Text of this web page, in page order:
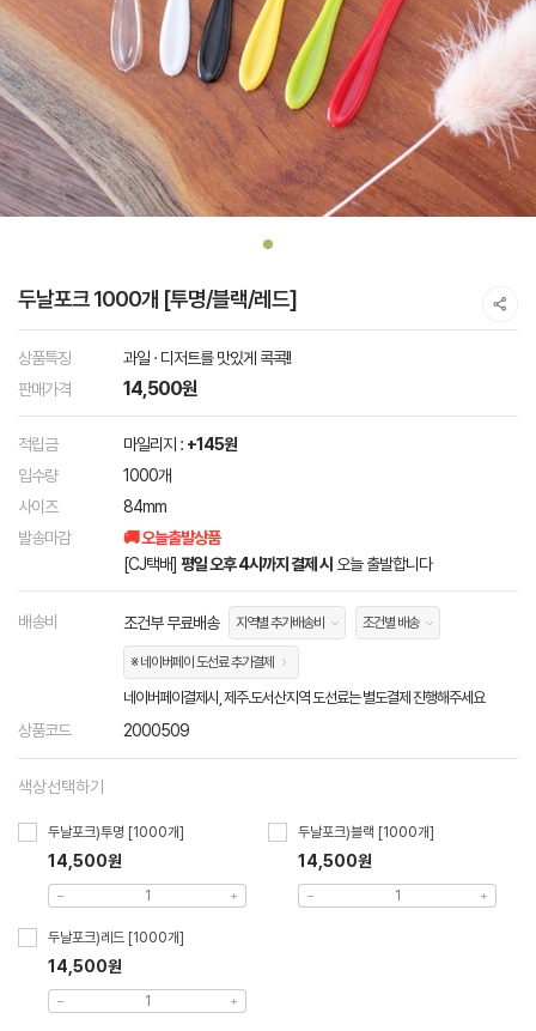
두날포크 1000개 [투명/블랙/레드]
상품특징
과일 · 디저트를 맛있게 콕콕!!
판매가격
14,500원
적립금 마일리지 : +145원
입수량
1000개
사이즈
84mm
발송마감
🚚 오늘출발상품
[CJ택배] 평일 오후 4시까지 결제 시 오늘 출발합니다
배송비 조건부 무료배송 지역별 추가배송비 조건별 배송
※ 네이버페이 도선료 추가결제
네이버페이결제시, 제주.도서산지역 도선료는 별도결제 진행해주세요
상품코드 2000509
색상선택하기
두날포크)투명 [1000개]
14,500원
두날포크)블랙 [1000개]
14,500원
두날포크)레드 [1000개]
14,500원